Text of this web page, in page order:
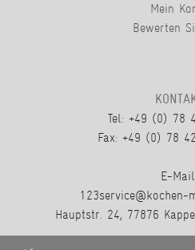
Mein
Bewerten
Tel: +49 (0) 78
Fax: +49 (0) 78
E-
123service@kochen-
Hauptstr. 24, 77876